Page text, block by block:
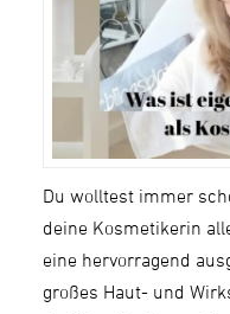
Du wolltest immer
deine Kosmetikerin
eine hervorragend
großes Haut- und